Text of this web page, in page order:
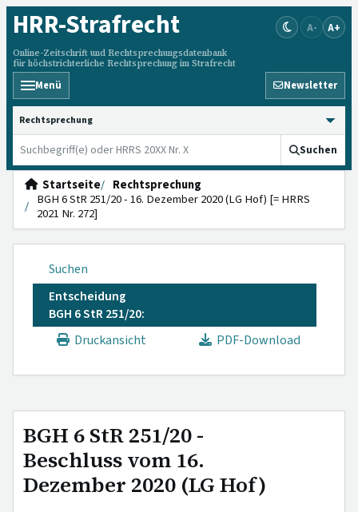
HRR-Strafrecht
Online-Zeitschrift und Rechtsprechungsdatenbank
für höchstrichterliche Rechtsprechung im Strafrecht
A- A+
Menü Newsletter
HRRS durchsuchen
Suchen
Startseite
Rechtsprechung
BGH 6 StR 251/20 - 16. Dezember 2020 (LG Hof) [= HRRS
2021 Nr. 272]
Suchen
Entscheidung
BGH 6 StR 251/20:
Druckansicht
PDF-Download
BGH 6 StR 251/20 -
Beschluss vom 16.
Dezember 2020 (LG Hof)